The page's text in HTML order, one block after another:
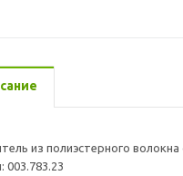
из полиэстерного
003.783.23